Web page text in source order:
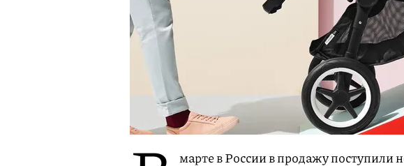
марте в России в продажу поступили